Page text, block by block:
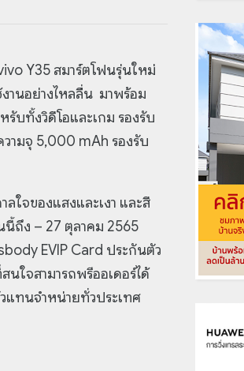
Y35 สมาร์ตโฟนรุ่นใหม่
านอย่างไหลลื่น มาพร้อม
รับทั้งวิดีโอและเกม รองรับ
ามจุ 5,000 mAh รองรับ
ใจของแสงและเงา และสี
นี้ถึง – 27 ตุลาคม 2565
EVIP Card ประกันตัว
ใจสามารถพรีออเดอร์ได้
แทนจำหน่ายทั่วประเทศ